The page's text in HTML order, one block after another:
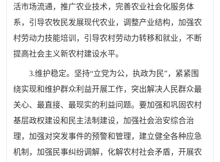
活市场流通，推广农业技术，完善农业社会化服务体
系，引导农牧民发展现代农业，调整产业结构，加强农
村劳动力技能培训，引导农村劳动力转移和就业，不断
提高社会主义新农村建设水平。
3.维护稳定。坚持“立党为公，执政为民”，紧紧围
绕实现和维护群众利益开展工作，突出解决人民群众最
关心、最直接、最现实的利益问题。要加强和巩固农村
基层政权建设和民主法制建设，加强社会治安综合治
理，加强对突发事件的预警和管理，建立健全各种应急
机制，加强民事纠纷调解，化解农村社会矛盾，开展农